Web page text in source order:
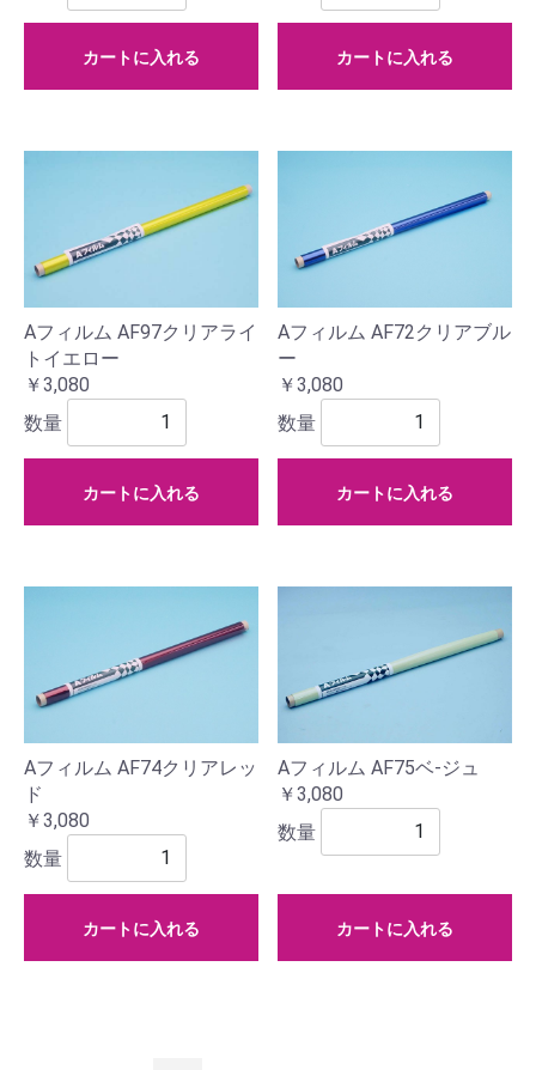
カートに入れる カートに入れる
Aフィルム AF97クリアライ
トイエロー
￥3,080
数量
カートに入れる
Aフィルム AF72クリアブル
ー
￥3,080
数量
カートに入れる
Aフィルム AF74クリアレッ
ド
￥3,080
数量
カートに入れる
Aフィルム AF75ベ-ジュ
￥3,080
数量
カートに入れる